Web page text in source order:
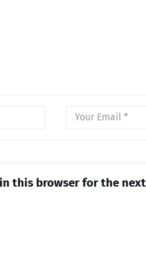
this browser for the